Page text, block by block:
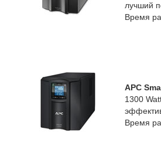
лучший
Время
APC
1300
Время